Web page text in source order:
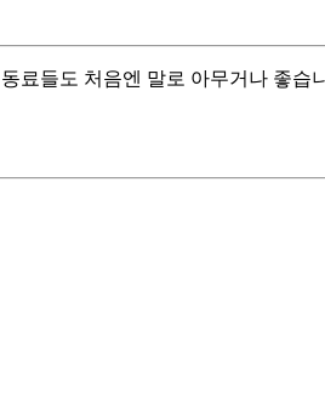
료들도 처음엔 말로 아무거나 좋습